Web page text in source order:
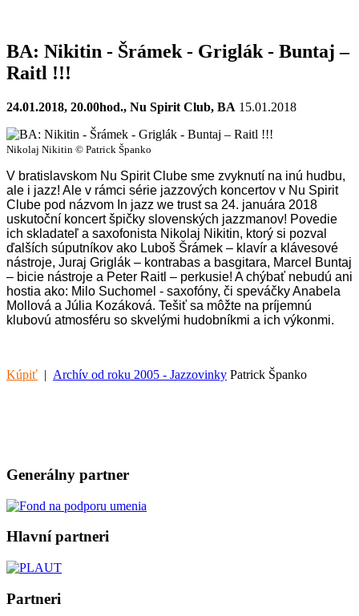
BA: Nikitin - Šrámek - Griglák - Buntaj –
Raitl !!!
24.01.2018, 20.00hod., Nu Spirit Club, BA 15.01.2018
Nikolaj Nikitin © Patrick Španko
V bratislavskom Nu Spirit Clube sme zvyknutí na inú hudbu,
ale i jazz! Ale v rámci série jazzových koncertov v Nu Spirit
Clube pod názvom In jazz we trust sa 24. januára 2018
uskutoční koncert špičky slovenských jazzmanov! Povedie
ich skladateľ a saxofonista Nikolaj Nikitin, ktorý si pozval
ďalších súputníkov ako Luboš Šrámek – klavír a klávesové
nástroje, Juraj Griglák – kontrabas a basgitara, Marcel Buntaj
– bicie nástroje a Peter Raitl – perkusie! A chýbať nebudú ani
hostia ako: Milo Suchomel - saxofóny, či speváčky Anabela
Mollová a Júlia Kozáková. Tešiť sa môžte na príjemnú
klubovú atmosféru so skvelými hudobníkmi a ich výkonmi.
Kúpiť | Archív od roku 2005 - Jazzovinky Patrick Španko
Generálny partner
Hlavní partneri
Partneri